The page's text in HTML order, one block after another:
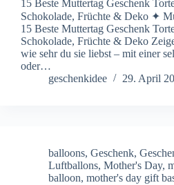
15 Beste Muttertag Geschenk
Schokolade, Früchte & Deko ✦
15 Beste Muttertag Geschenk
Schokolade, Früchte & Deko
wie sehr du sie liebst – mit einer
oder…
geschenkidee
29. April
balloons, Geschenk,
Luftballons, Mother's Day,
balloon, mother's day gift